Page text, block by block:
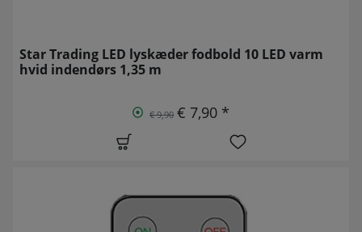
Star Trading LED lyskæder fodbold 10 LED varm
hvid indendørs 1,35 m
€ 9,90 € 7,90 *